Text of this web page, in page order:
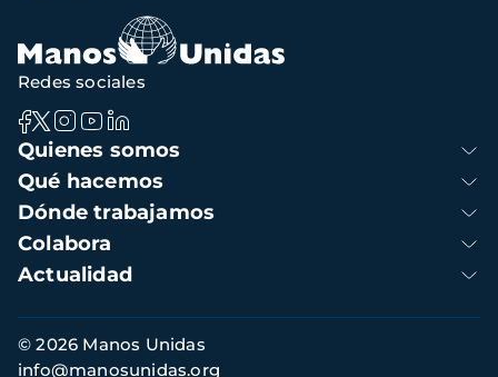
Navegación
principal
Quienes somos
Qué hacemos
Dónde trabajamos
Colabora
Actualidad
Redes sociales
Información
de
© 2026 Manos Unidas
info@manosunidas.org